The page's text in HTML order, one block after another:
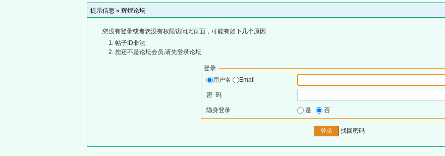
提示信息 » 辉煌论坛
您没有登录或者您没有权限访问此页面，可能有如下几个原因:
帖子ID非法
您还不是论坛会员,请先登录论坛
登录
用户名
Email
密 码
隐身登录 是 否
找回密码